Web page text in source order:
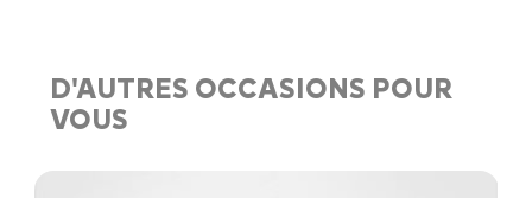
D'AUTRES OCCASIONS POUR
VOUS